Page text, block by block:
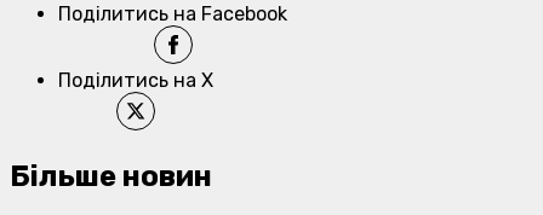
Поділитись на Facebook
Поділитись на X
Більше новин